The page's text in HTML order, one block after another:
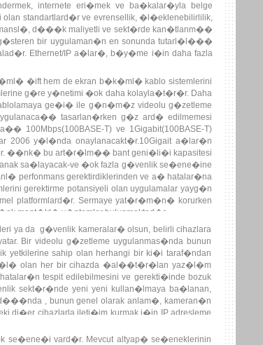
internete eri�mek ve ba�kalar�yla belge
standartlard�r ve evrensellik, �l�eklenebilirlilik,
d���k maliyetli ve sekt�rde kan�tlanm��
bir uygulaman�n en sonunda tutarl�l���
Ethernet/IP a�lar�, b�y�me i�in daha fazla
�ift hem de ekran b�k�ml� kablo sistemlerini
g�re y�netimi �ok daha kolayla�t�r�r. Daha
ge�i� ile g�n�m�z videolu g�zetleme
tasarlan�rken g�z ard� edilmemesi
100Mbps(100BASE-T) ve 1Gigabit(100BASE-T)
2006 y�l�nda onaylanacakt�r.10Gigait a�lar�n
��nk� bu art�r�lm�� bant geni�li�i kapasitesi
sa�layacak-ve �ok fazla g�venlik se�ene�ine
perfonmans gerektirdiklerinden ve a� hatalar�na
gerektirme potansiyeli olan uygulamalar yayg�n
platformlard�r. Sermaye yat�r�m�n� korurken
mant�kl� y�ntemler bulunmaktad�r.
ya da g�venlik kameralar� olsun, belirli cihazlara
Bir videolu g�zetleme uygulanmas�nda bunun
sahip olan herhangi bir ki�i taraf�ndan
ba�l� olan her bir cihazda �al��t�r�lan yaz�l�m
tespit edilebilmesini ve gerekti�inde bozuk
sekt�r�nde yeni yeni kullan�lmaya ba�lanan,
, bunun genel olarak anlam�, kameran�n
di�er cihazlarla ileti�im kurmak i�in IP adresleme
se�ene�i vard�r. Mevcut altyap� se�eneklerinin